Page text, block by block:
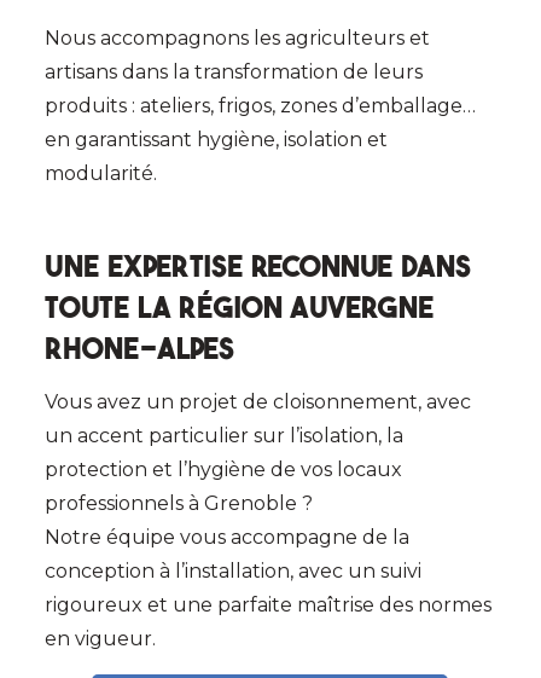
Nous accompagnons les agriculteurs et
artisans dans la transformation de leurs
produits : ateliers, frigos, zones d’emballage…
en garantissant hygiène, isolation et
modularité.
Une expertise reconnue dans
toute la région Auvergne
Rhone-Alpes
Vous avez un projet de cloisonnement, avec
un accent particulier sur l’isolation, la
protection et l’hygiène de vos locaux
professionnels à Grenoble ?
Notre équipe vous accompagne de la
conception à l’installation, avec un suivi
rigoureux et une parfaite maîtrise des normes
en vigueur.